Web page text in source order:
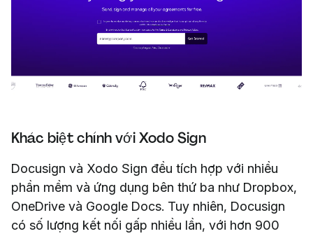
Khác biệt chính với Xodo Sign
Docusign và Xodo Sign đều tích hợp với nhiều
phần mềm và ứng dụng bên thứ ba như Dropbox,
OneDrive và Google Docs. Tuy nhiên, Docusign
có số lượng kết nối gấp nhiều lần, với hơn 900